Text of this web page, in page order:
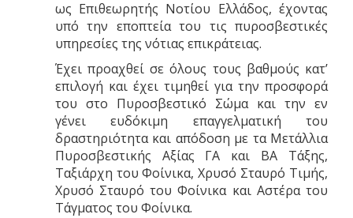
ως Επιθεωρητής Νοτίου Ελλάδος, έχοντας
υπό την εποπτεία του τις πυροσβεστικές
υπηρεσίες της νότιας επικράτειας.
Έχει προαχθεί σε όλους τους βαθμούς κατ’
επιλογή και έχει τιμηθεί για την προσφορά
του στο Πυροσβεστικό Σώμα και την εν
γένει ευδόκιμη επαγγελματική του
δραστηριότητα και απόδοση με τα Μετάλλια
Πυροσβεστικής Αξίας ΓΑ και ΒΑ Τάξης,
Ταξιάρχη του Φοίνικα, Χρυσό Σταυρό Τιμής,
Χρυσό Σταυρό του Φοίνικα και Αστέρα του
Τάγματος του Φοίνικα.